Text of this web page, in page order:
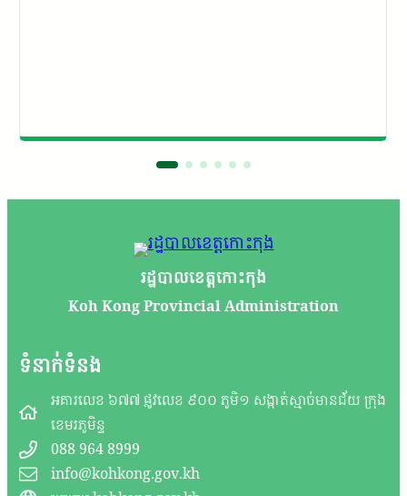
រដ្ឋបាលខេត្តកោះកុង
Koh Kong Provincial Administration
ទំនាក់ទំនង
អគារលេខ ៦៧៧ ផ្លូវលេខ ៩០០ ភូមិ១ សង្កាត់ស្មាច់មានជ័យ ក្រុង
ខេមរភូមិន្ទ
088 964 8999
info@kohkong.gov.kh